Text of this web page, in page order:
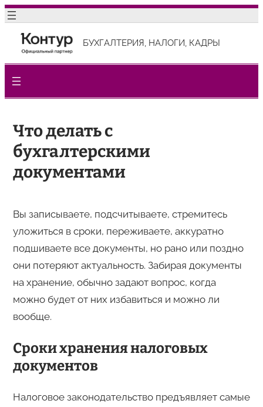
Перейти
содержимому
БУХГАЛТЕРИЯ, НАЛОГИ, КАДРЫ
Что делать с
бухгалтерскими
документами
Вы записываете, подсчитываете, стремитесь
уложиться в сроки, переживаете, аккуратно
подшиваете все документы, но рано или поздно
они потеряют актуальность. Забирая документы
на хранение, обычно задают вопрос, когда
можно будет от них избавиться и можно ли
вообще.
Сроки хранения налоговых
документов
Налоговое законодательство предъявляет самые